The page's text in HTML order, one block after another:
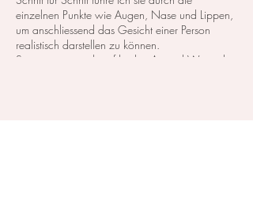
einzelnen Punkte wie Augen, Nase und Lippen,
um anschliessend das Gesicht einer Person
realistisch darstellen zu können.
So eignen sie sich auf leichte Art und Weise das